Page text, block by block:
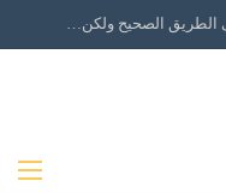
الطريق الصحيح ولكن…